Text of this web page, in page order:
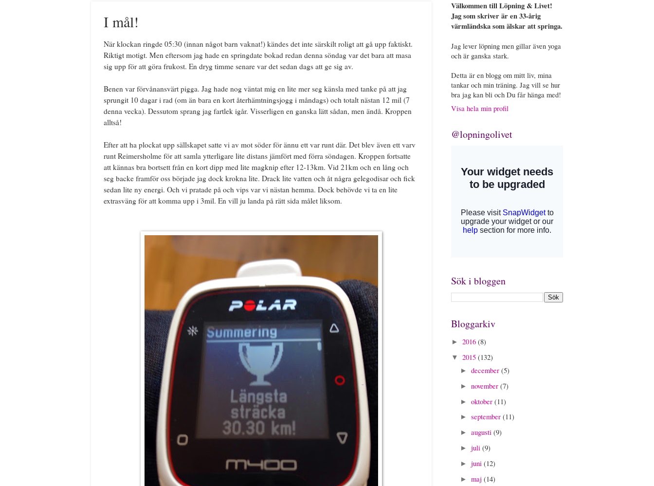
I mål!
När klockan ringde 05:30 (innan något barn vaknat!) kändes det inte särskilt roligt att gå upp faktiskt.
Riktigt motigt. Men eftersom jag hade en springdate bokad redan denna söndag var det bara att masa
sig upp för att göra frukost. En dryg timme senare var det sedan dags att ge sig av.
Benen var förvånansvärt pigga. Jag hade nog väntat mig en lite mer seg känsla med tanke på att jag
sprungit 10 dagar i rad (om än bara en kort återhämtningsjogg i måndags) och totalt nästan 12 mil (7
denna vecka). Dessutom sprang jag fartlek igår. Visserligen en ganska lätt sådan, men ändå. Kroppen
alltså!
Efter att ha plockat upp sällskapet satte vi av mot söder för ännu ett var runt där. Det blev även ett varv
runt Reimersholme för att samla ytterligare lite distans jämfört med förra söndagen. Kroppen fortsatte
att kännas bra bortsett från en kort dipp med lite magknip efter 12-13km. Vid 21km och en lång och
seg backe framför oss började jag dock krokna lite. Drack lite vatten och åt några gelegodisar och fick
sedan lite ny energi. Och vi pratade på och vips var vi nästan hemma. Dock behövde vi ta en lite
extrasväng för att komma upp i 3mil. En vill ju landa på rätt sida målet liksom.
Välkommen till Löpning & Livet!
Jag som skriver är en 33-årig
värmländska som älskar att springa.
Jag lever löpning men gillar även yoga
och är ganska stark.
Detta är en blogg om mitt liv, mina
tankar och min träning. Jag vill se hur
bra jag kan bli och Du får hänga med!
Visa hela min profil
@lopningolivet
Sök i bloggen
Bloggarkiv
► 2016 (8)
▼ 2015 (132)
► december (5)
► november (7)
► oktober (11)
► september (11)
► augusti (9)
► juli (9)
► juni (12)
► maj (14)